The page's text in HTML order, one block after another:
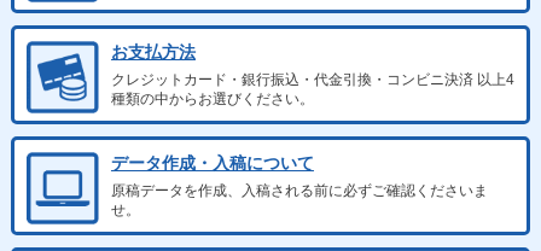
お支払方法
クレジットカード・銀行振込・代金引換・コンビニ決済 以上4
種類の中からお選びください。
データ作成・入稿について
原稿データを作成、入稿される前に必ずご確認くださいま
せ。